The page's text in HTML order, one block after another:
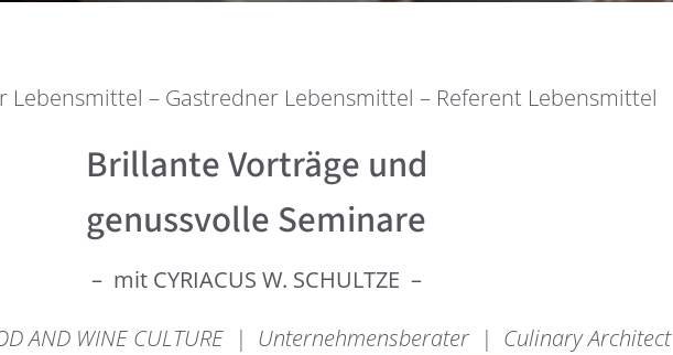
Lebensmittel – Gastredner Lebensmittel – Referent Lebensmittel
Brillante Vorträge und
genussvolle Seminare
– mit CYRIACUS W. SCHULTZE –
AND WINE CULTURE | Unternehmensberater | Culinary Architect